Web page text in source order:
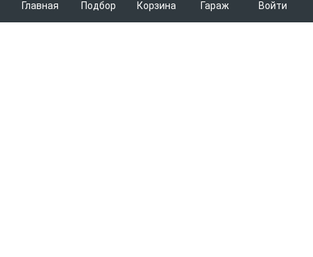
Главная Подбор Корзина Гараж Войти